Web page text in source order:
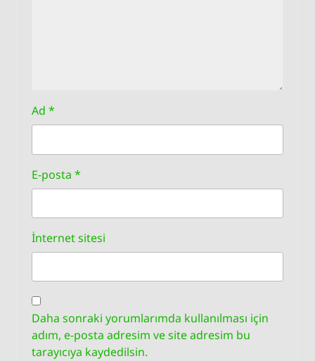
Ad *
E-posta *
İnternet sitesi
Daha sonraki yorumlarımda kullanılması için
adım, e-posta adresim ve site adresim bu
tarayıcıya kaydedilsin.